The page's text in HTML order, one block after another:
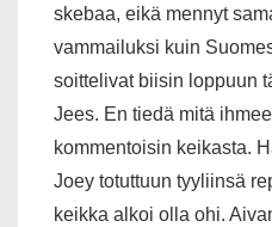
skebaa, eikä mennyt
vammailuksi kuin
soittelivat biisin loppuun
Jees. En tiedä mitä
kommentoisin keikasta.
Joey totuttuun tyyliinsä
keikka alkoi olla ohi.